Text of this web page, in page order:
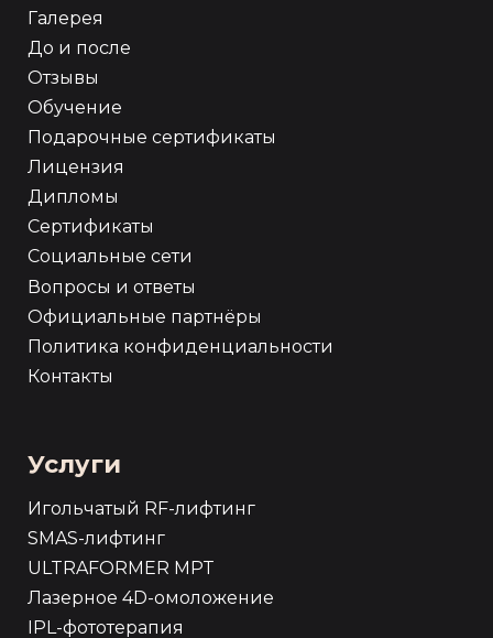
Галерея
До и после
Отзывы
Обучение
Подарочные сертификаты
Лицензия
Дипломы
Сертификаты
Социальные сети
Вопросы и ответы
Официальные партнёры
Политика конфиденциальности
Контакты
Услуги
Игольчатый RF-лифтинг
SMAS-лифтинг
ULTRAFORMER MPT
Лазерное 4D-омоложение
IPL-фототерапия